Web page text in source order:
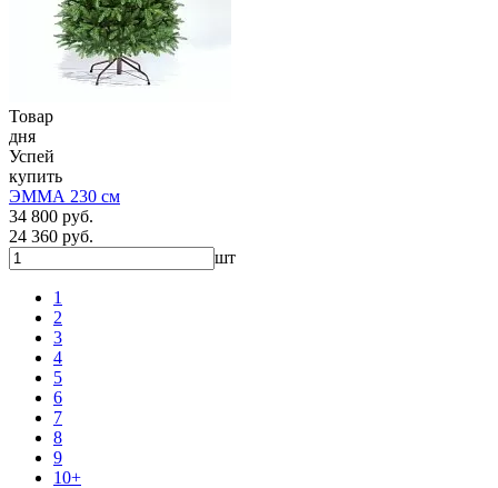
Товар
дня
Успей
купить
ЭММА 230 см
34 800 руб.
24 360 руб.
шт
1
2
3
4
5
6
7
8
9
10+